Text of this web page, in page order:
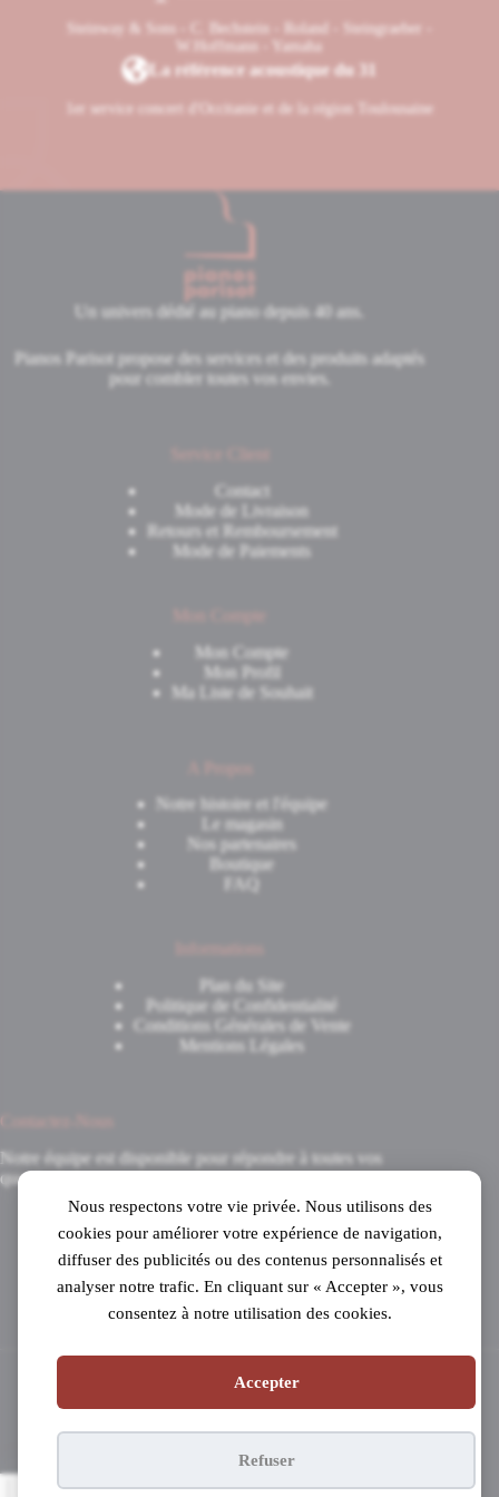
Nous respectons votre vie privée. Nous utilisons des
cookies pour améliorer votre expérience de navigation,
diffuser des publicités ou des contenus personnalisés et
analyser notre trafic. En cliquant sur « Accepter », vous
consentez à notre utilisation des cookies.
Accepter
Refuser
Steinway & Sons - C. Bechstein - Roland - Steingraeber -
W.Hoffmann - Yamaha
La référence acoustique du 31
1er service concert d'Occitanie et de la région Toulousaine
Un univers dédié au piano depuis 40 ans.
Pianos Parisot propose des services et des produits adaptés
pour combler toutes vos envies.
Contact
Mode de Livraison
Retours et Remboursement
Mode de Paiements
Mon Compte
Mon Profil
Ma Liste de Souhait
Notre histoire et l'équipe
Le magasin
Nos partenaires
Boutique
FAQ
Plan du Site
Politique de Confidentialité
Conditions Générales de Vente
Mentions Légales
Contactez-Nous
Notre équipe est disponible pour répondre à toutes vos
questions.
8 Avenue du 8 Mai 1945
31520 Ramonville-Saint-Agne
Mardi au samedi
de 10h à 19h en continu
Copyright © 2026 - Pianos Parisot